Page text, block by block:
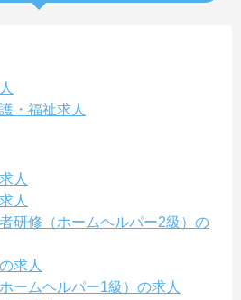
・福祉求人
人
人
研修（ホームヘルパー2級）の
求人
ームヘルパー1級）の求人